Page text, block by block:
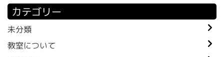
カテゴリー
未分類
教室について